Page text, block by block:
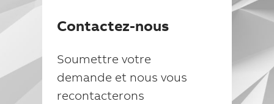
Contactez-nous
Soumettre votre
demande et nous vous
recontacterons